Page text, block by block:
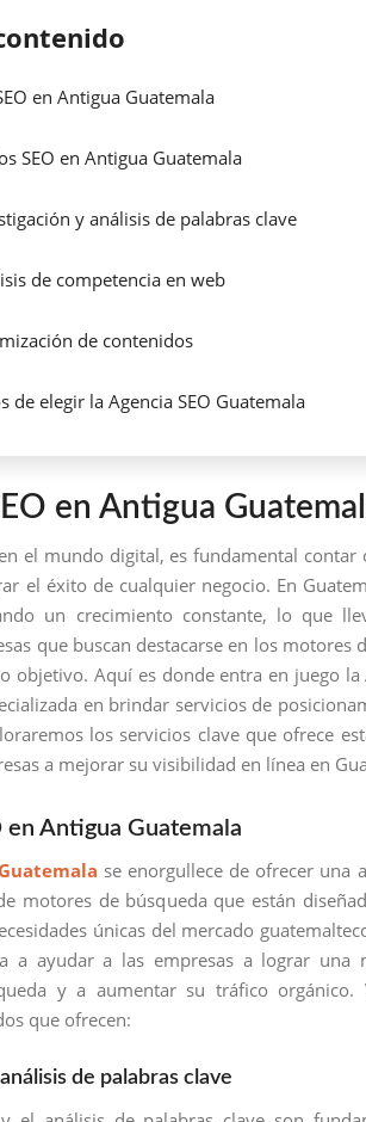
en Antigua Guatemala
SEO en Antigua Guatemala
y análisis de palabras clave
de competencia en web
de contenidos
de elegir la Agencia SEO Guatemala
en Antigua
el mundo digital, es fundamental contar
el éxito de cualquier negocio. En
un crecimiento constante, lo que
que buscan destacarse en los motores
objetivo. Aquí es donde entra en juego la
en brindar servicios de
los servicios clave que ofrece
a mejorar su visibilidad en línea en
en Antigua Guatemala
se enorgullece de ofrecer una
motores de búsqueda que están
únicas del mercado
a ayudar a las empresas a lograr una
y a aumentar su tráfico orgánico.
que ofrecen:
de palabras clave